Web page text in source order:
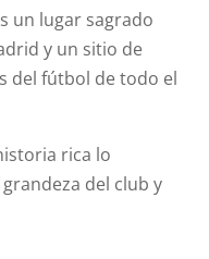
un lugar sagrado
y un sitio de
del fútbol de todo el
rica lo
del club y